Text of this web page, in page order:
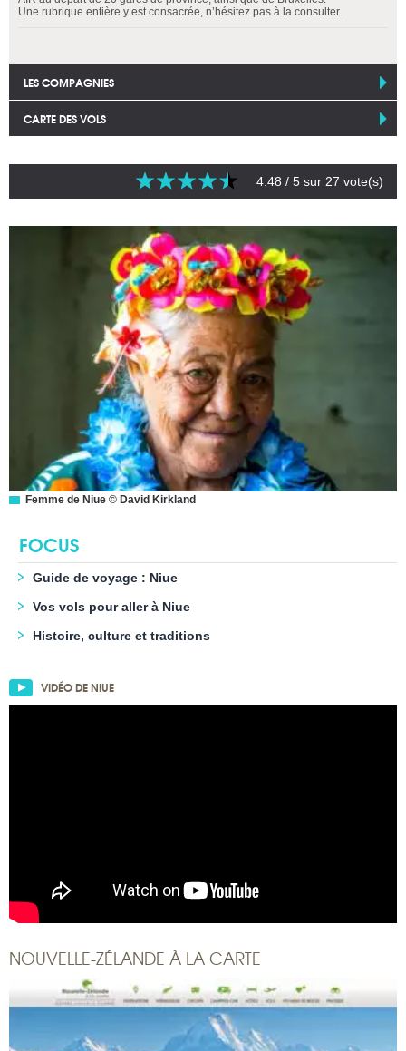
Une rubrique entière y est consacrée, n’hésitez pas à la consulter.
LES COMPAGNIES
CARTE DES VOLS
4.48 / 5 sur 27 vote(s)
Femme de Niue © David Kirkland
FOCUS
Guide de voyage : Niue
Vos vols pour aller à Niue
Histoire, culture et traditions
VIDÉO DE NIUE
NOUVELLE-ZÉLANDE À LA CARTE